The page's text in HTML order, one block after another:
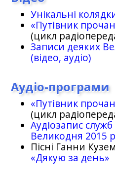
Унікальні
«Путівник
(цикл
Записи деяких
(відео, аудіо)
Аудіо-програми
«Путівник
(цикл
Аудіозапис
Великодня 2015
Пісні Ганни
«Дякую за день»